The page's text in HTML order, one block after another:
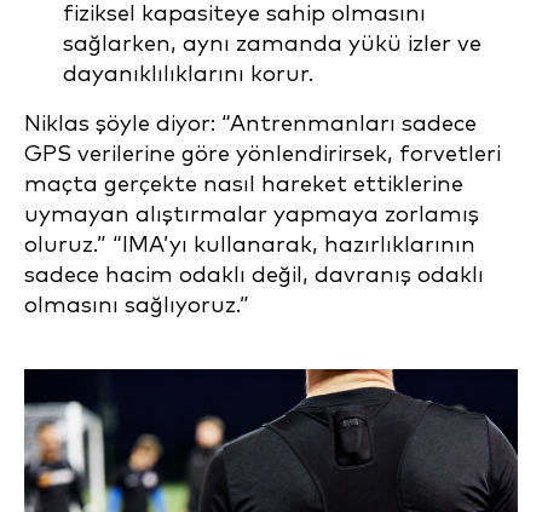
fiziksel kapasiteye sahip olmasını
sağlarken, aynı zamanda yükü izler ve
dayanıklılıklarını korur.
Niklas şöyle diyor: “Antrenmanları sadece
GPS verilerine göre yönlendirirsek, forvetleri
maçta gerçekte nasıl hareket ettiklerine
uymayan alıştırmalar yapmaya zorlamış
oluruz.” “IMA’yı kullanarak, hazırlıklarının
sadece hacim odaklı değil, davranış odaklı
olmasını sağlıyoruz.”